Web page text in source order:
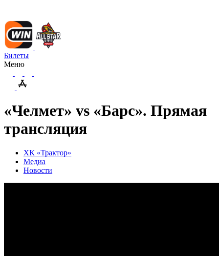
Билеты
Меню
«Челмет» vs «Барс». Прямая
трансляция
ХК «Трактор»
Медиа
Новости